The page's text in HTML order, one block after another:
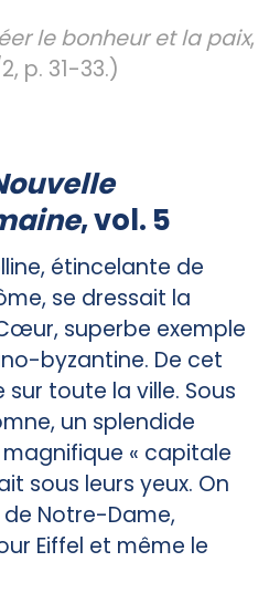
le bonheur et la paix,
p. 31-33.)
, vol. 5
étincelante de
se dressait la
superbe exemple
­byzantine. De cet
toute la ville. Sous
un splendide
« capitale
sous leurs yeux. On
Notre-Dame,
Eiffel et même le